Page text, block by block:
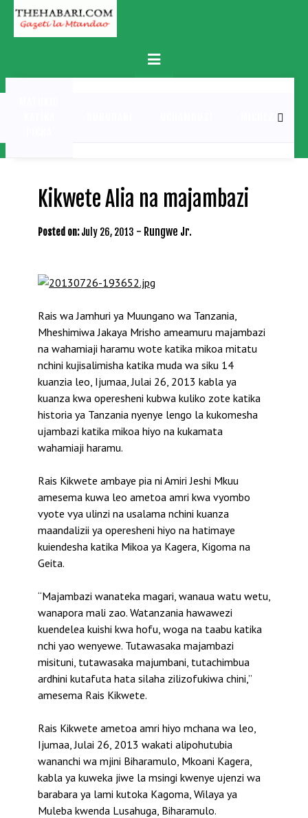
Skip
content
Primary
Menu
MICHEZO
Kikwete Alia na majambazi
Posted on: July 26, 2013 - Rungwe Jr.
Rais wa Jamhuri ya Muungano wa Tanzania,
Mheshimiwa Jakaya Mrisho ameamuru majambazi
na wahamiaji haramu wote katika mikoa mitatu
nchini kujisalimisha katika muda wa siku 14
kuanzia leo, Ijumaa, Julai 26, 2013 kabla ya
kuanza kwa operesheni kubwa kuliko zote katika
historia ya Tanzania nyenye lengo la kukomesha
ujambazi katika mikoa hiyo na kukamata
wahamiaji haramu.
Rais Kikwete ambaye pia ni Amiri Jeshi Mkuu
amesema kuwa leo ametoa amri kwa vyombo
vyote vya ulinzi na usalama nchini kuanza
maandalizii ya operesheni hiyo na hatimaye
kuiendesha katika Mikoa ya Kagera, Kigoma na
Geita.
“Majambazi wanateka magari, wanaua watu wetu,
wanapora mali zao. Watanzania hawawezi
kuendelea kuishi kwa hofu, woga na taabu katika
nchi yao wenyewe. Tutawasaka majambazi
misituni, tutawasaka majumbani, tutachimbua
ardhini kutafuta hata silaha zilizofukiwa chini,”
amesema Rais Kikwete.
Rais Kikwete ametoa amri hiyo mchana wa leo,
Ijumaa, Julai 26, 2013 wakati alipohutubia
wananchi wa mjini Biharamulo, Mkoani Kagera,
kabla ya kuweka jiwe la msingi kwenye ujenzi wa
barabara ya lami kutoka Kagoma, Wilaya ya
Muleba kwenda Lusahuga, Biharamulo.